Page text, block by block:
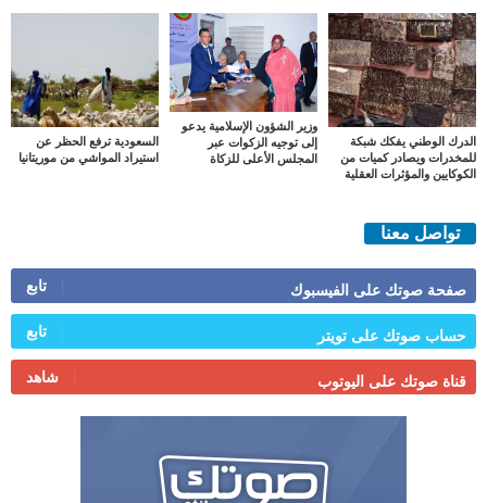
الدرك الوطني يفكك شبكة
للمخدرات ويصادر كميات من
الكوكايين والمؤثرات العقلية
وزير الشؤون الإسلامية يدعو
إلى توجيه الزكوات عبر
المجلس الأعلى للزكاة
السعودية ترفع الحظر عن
استيراد المواشي من موريتانيا
تواصل معنا
صفحة صوتك على الفيسبوك تابع
حساب صوتك على تويتر تابع
قناة صوتك على اليوتوب شاهد